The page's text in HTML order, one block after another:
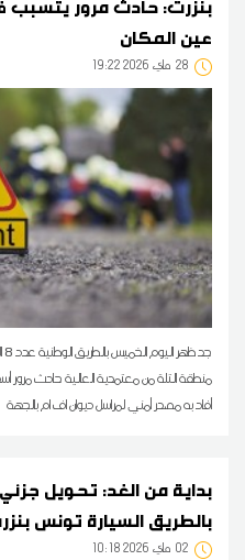
عين المكان
28 19:22 2026 ماي
أفاد به مصدر أمني لمراسل ديوان اف ام بالجهة
بداية من الغد: تحويل
بالطريق السيارة تونس
02 10:18 2026 ماي